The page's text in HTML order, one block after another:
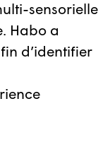
sensorielle
Habo a
d’identifier